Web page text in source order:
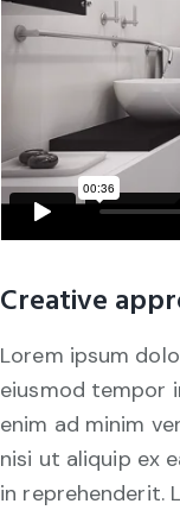
Creative
Lorem ipsum
eiusmod tempor
enim ad minim
nisi ut aliquip ex
in reprehenderit.